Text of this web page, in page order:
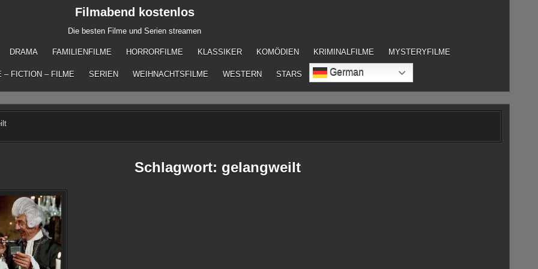
Filmabend kostenlos
Die besten Filme und Serien streamen
DRAMA FAMILIENFILME HORRORFILME KLASSIKER KOMÖDIEN KRIMINALFILME MYSTERYFILME
– FICTION – FILME SERIEN WEIHNACHTSFILME WESTERN STARS German
Schlagwort: gelangweilt